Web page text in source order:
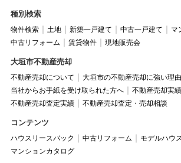
種別検索
物件検索 土地 新築一戸建て 中古一戸建て マ
中古リフォーム
賃貸物件 現地販売会
大垣市不動産売却
不動産売却について
大垣市の不動産売却に強い理由
当社からお手紙を受け取られた方へ
不動産売却実績
不動産売却査定実績
不動産売却査定・売却相談
コンテンツ
ハウスリースバック 中古リフォーム
モデルハウ
マンションカタログ